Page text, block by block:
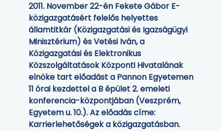
2011. November 22-én Fekete Gábor E-
közigazgatásért felelős helyettes
államtitkár (Közigazgatási és Igazságügyi
Minisztérium) és Vetési Iván, a
Közigazgatási és Elektronikus
Közszolgáltatások Központi Hivatalának
elnöke tart előadást a Pannon Egyetemen
11 órai kezdettel a B épület 2. emeleti
konferencia-központjában (Veszprém,
Egyetem u. 10.). Az előadás címe:
Karrierlehetőségek a közigazgatásban.